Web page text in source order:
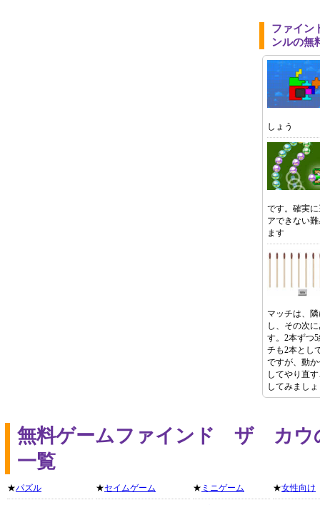
ファイ
ンルの無
しょう
です。確実
アできない
ます
マッチは、
し、その次
す。2本ずつ
チも2本とし
ですが、動
してやり直
してみまし
無料ゲームファインド ザ カウ
一覧
★パズル ★セイムゲーム ★ ミニゲーム ★女性向け